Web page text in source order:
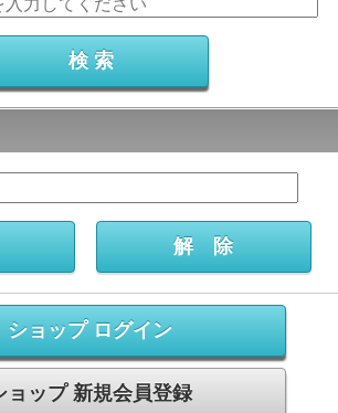
ショップ ログイン
ョップ 新規会員登録